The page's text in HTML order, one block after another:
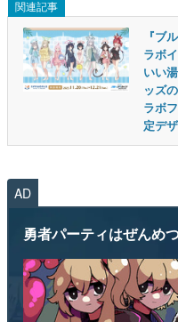
関連記事
『ブ
ラボ
いい
ッズ
ラボ
定デ
AD
勇者パーティはぜんめ